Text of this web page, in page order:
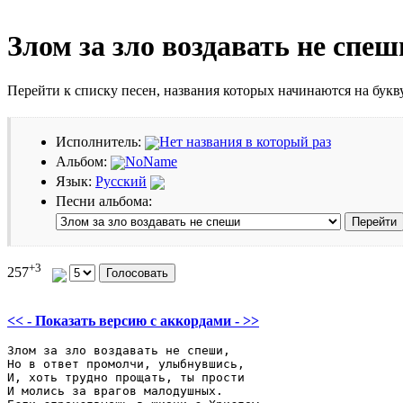
Злом за зло воздавать не
Перейти к списку песен, названия которых начинаются на
Исполнитель:
Нет названия в который раз
Альбом:
NoName
Язык: Русский
Песни альбома:
257+3
<< - Показать версию c аккордами - >>
Злом за зло воздавать не спеши,
Но в ответ промолчи, улыбнувшись,
И, хоть трудно прощать, ты прости
И молись за врагов малодушных.